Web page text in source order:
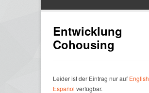
Entwicklung
Cohousing
Leider ist der Eintrag nur auf English
Español verfügbar.